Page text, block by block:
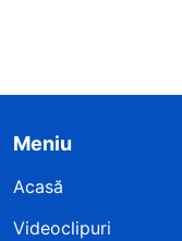
Meniu
Acasă
Videoclipuri